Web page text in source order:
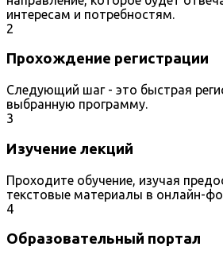
интересам и потребностям.
2
Прохождение регистрации
Следующий шаг - это быстрая
выбранную программу.
3
Изучение лекций
Проходите обучение, изучая
текстовые материалы в онлайн-
4
Образовательный портал